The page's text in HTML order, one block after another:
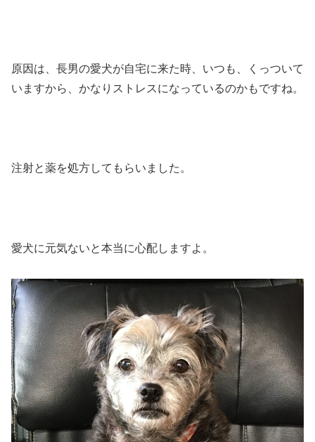
原因は、長男の愛犬が自宅に来た時、いつも、くっついて
いますから、かなりストレスになっているのかもですね。
注射と薬を処方してもらいました。
愛犬に元気ないと本当に心配しますよ。